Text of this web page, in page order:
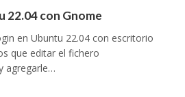
22.04 con Gnome
en Ubuntu 22.04 con escritorio
que editar el fichero
agregarle…